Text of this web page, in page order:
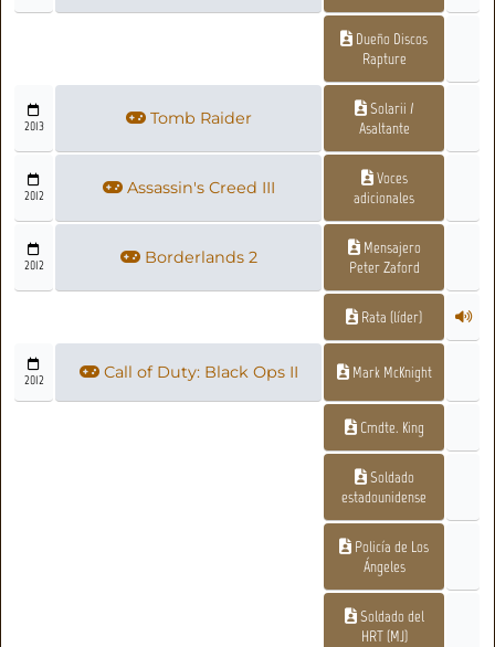
Dueño Discos
Rapture
2013 Tomb Raider
Solarii /
Asaltante
2012 Assassin's Creed III
Voces
adicionales
2012 Borderlands 2
Mensajero
Peter Zaford
Rata (líder)
2012 Call of Duty: Black Ops II Mark McKnight
Cmdte. King
Soldado
estadounidense
Policía de Los
Ángeles
Soldado del
HRT (MJ)